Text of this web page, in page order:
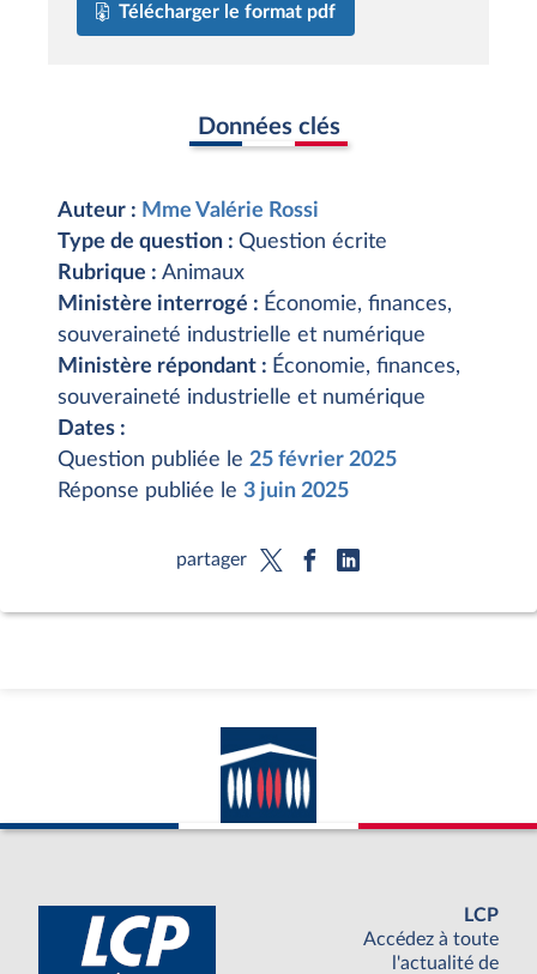
Télécharger le format pdf
Données clés
Auteur : Mme Valérie Rossi
Type de question : Question écrite
Rubrique : Animaux
Ministère interrogé : Économie, finances,
souveraineté industrielle et numérique
Ministère répondant : Économie, finances,
souveraineté industrielle et numérique
Dates :
Question publiée le 25 février 2025
Réponse publiée le 3 juin 2025
partager
LCP
Accédez à toute
l'actualité de